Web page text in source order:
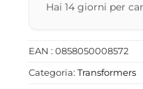
Hai 14 giorni per
EAN : 0858050008572
Categoria: Transformers